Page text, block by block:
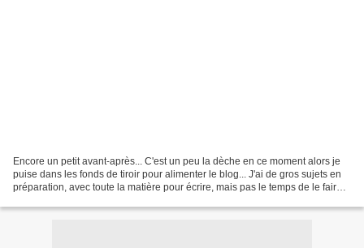
Encore un petit avant-après... C'est un peu la dèche en ce moment alors je
puise dans les fonds de tiroir pour alimenter le blog... J'ai de gros sujets en
préparation, avec toute la matière pour écrire, mais pas le temps de le faire.